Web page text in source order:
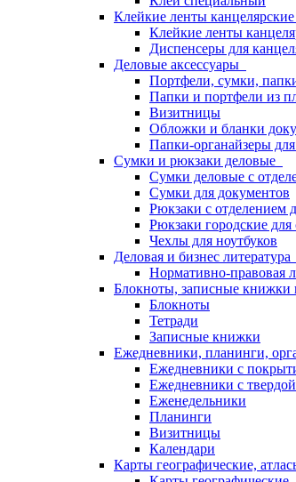
Клейкие ленты
Клейкие ленты
Диспенсеры для
Деловые аксессуары
Портфели, сумки,
Папки и портфели из
Визитницы
Обложки и бланки
Папки-органайзеры
Сумки и рюкзаки деловые
Сумки деловые с
Сумки для документов
Рюкзаки с отделением
Рюкзаки городские для
Чехлы для ноутбуков
Деловая и бизнес литература
Нормативно-правовая
Блокноты, записные книжки
Блокноты
Тетради
Записные книжки
Ежедневники, планинги,
Ежедневники с
Ежедневники с
Еженедельники
Планинги
Визитницы
Календари
Карты географические,